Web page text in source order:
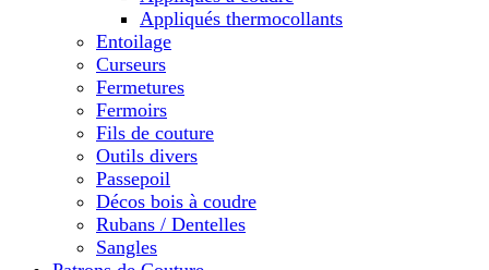
Appliqués thermocollants
Entoilage
Curseurs
Fermetures
Fermoirs
Fils de couture
Outils divers
Passepoil
Décos bois à coudre
Rubans / Dentelles
Sangles